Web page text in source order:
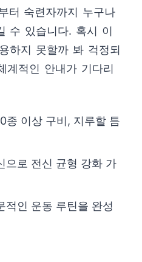
터 숙련자까지 누구나
수 있습니다. 혹시 이
하지 못할까 봐 걱정되
계적인 안내가 기다리
종 이상 구비, 지루할 틈
으로 전신 균형 강화 가
적인 운동 루틴을 완성